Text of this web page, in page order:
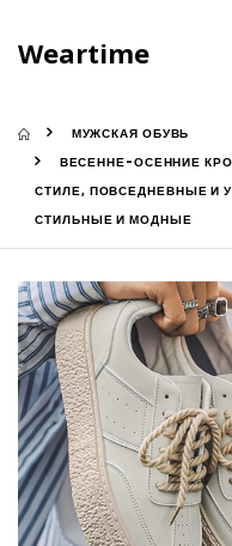
Weartime
МУЖСКАЯ ОБУВЬ
ВЕСЕННЕ-ОСЕННИЕ
СТИЛЕ, ПОВСЕДНЕВНЫЕ И
СТИЛЬНЫЕ И МОДНЫЕ